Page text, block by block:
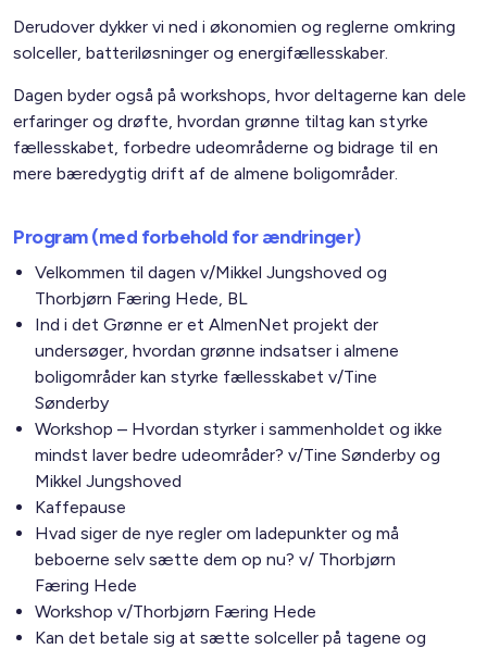
Derudover dykker vi ned i økonomien og reglerne omkring
solceller, batteriløsninger og energifællesskaber.
Dagen byder også på workshops, hvor deltagerne kan dele
erfaringer og drøfte, hvordan grønne tiltag kan styrke
fællesskabet, forbedre udeområderne og bidrage til en
mere bæredygtig drift af de almene boligområder.
Program (med forbehold for ændringer)
Velkommen til dagen v/Mikkel Jungshoved og
Thorbjørn Færing Hede, BL
Ind i det Grønne er et AlmenNet projekt der
undersøger, hvordan grønne indsatser i almene
boligområder kan styrke fællesskabet v/Tine
Sønderby
Workshop – Hvordan styrker i sammenholdet og ikke
mindst laver bedre udeområder? v/Tine Sønderby og
Mikkel Jungshoved
Kaffepause
Hvad siger de nye regler om ladepunkter og må
beboerne selv sætte dem op nu? v/ Thorbjørn
Færing Hede
Workshop v/Thorbjørn Færing Hede
Kan det betale sig at sætte solceller på tagene og